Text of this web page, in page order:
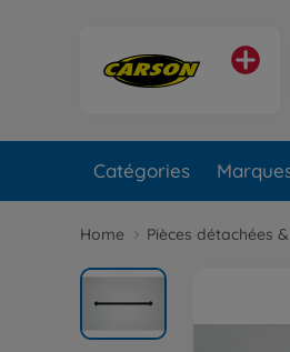
Catégories
Home Pièces détachées